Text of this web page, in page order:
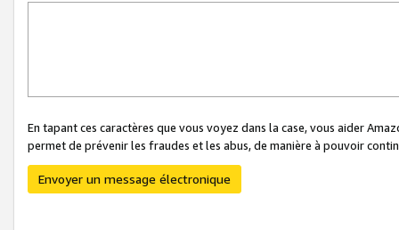
En tapant ces caractères que vous voyez dans la case, vous aider
permet de prévenir les fraudes et les abus, de manière à pouvoir
Envoyer un message électronique